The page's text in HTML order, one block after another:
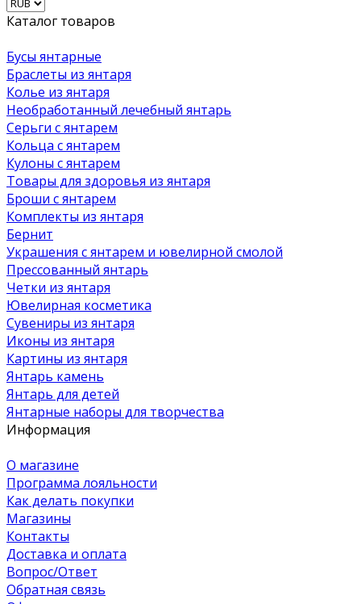
Каталог товаров
Бусы янтарные
Браслеты из янтаря
Колье из янтаря
Необработанный лечебный янтарь
Серьги с янтарем
Кольца с янтарем
Кулоны с янтарем
Товары для здоровья из янтаря
Броши с янтарем
Комплекты из янтаря
Бернит
Украшения с янтарем и ювелирной смолой
Прессованный янтарь
Четки из янтаря
Ювелирная косметика
Сувениры из янтаря
Иконы из янтаря
Картины из янтаря
Янтарь камень
Янтарь для детей
Янтарные наборы для творчества
Информация
О магазине
Программа лояльности
Как делать покупки
Магазины
Контакты
Доставка и оплата
Вопрос/Ответ
Обратная связь